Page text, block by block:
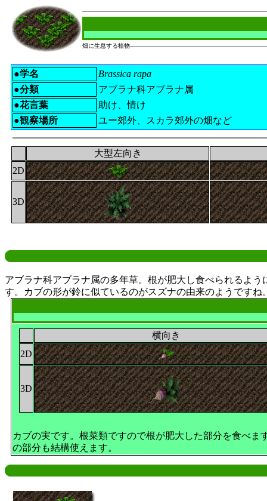
畑に生息する植物
●学名
Brassica rapa
●分類
アブラナ科アブラナ属
●花言葉
助け、情け
●観察場所
ユー郊外、スカラ郊外の畑など
大型左向き
2D
3D
アブラナ科アブラナ属の多年草。根が肥大し食べられるよ
す。カブの形が鈴に似ているのがスズナの由来のようですね
横向き
2D
3D
カブの実です。根菜類ですので根が肥大した部分を食べ
の部分も結構使えます。